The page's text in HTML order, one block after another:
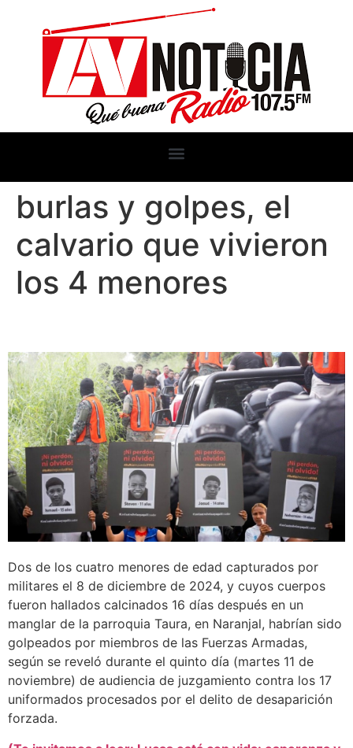
burlas y golpes, el
calvario que vivieron
los 4 menores
Dos de los cuatro menores de edad capturados por
militares el 8 de diciembre de 2024, y cuyos cuerpos
fueron hallados calcinados 16 días después en un
manglar de la parroquia Taura, en Naranjal, habrían sido
golpeados por miembros de las Fuerzas Armadas,
según se reveló durante el quinto día (martes 11 de
noviembre) de audiencia de juzgamiento contra los 17
uniformados procesados por el delito de desaparición
forzada.